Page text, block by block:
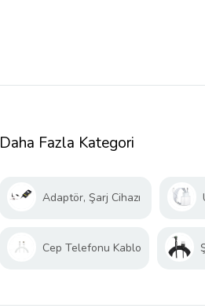
Daha Fazla Kategori
Adaptör, Şarj Cihazı
Cep Telefonu Kablo